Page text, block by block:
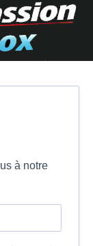
à notre